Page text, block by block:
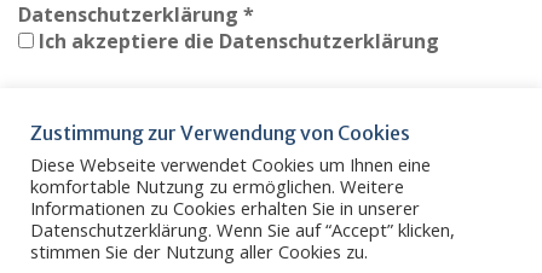
Datenschutzerklärung *
Ich akzeptiere die Datenschutzerklärung
Vom Newsletter abmelden
Datenschutz
Impressum
Kontakt Intern
Menüeintrag
Träger: Missionarisch-Ökumenischer Dienst der
Evangelischen Kirche der Pfalz
Zustimmung zur Verwendung von Cookies
Diese Webseite verwendet Cookies um Ihnen eine
komfortable Nutzung zu ermöglichen. Weitere
Informationen zu Cookies erhalten Sie in unserer
Datenschutzerklärung. Wenn Sie auf “Accept” klicken,
stimmen Sie der Nutzung aller Cookies zu.